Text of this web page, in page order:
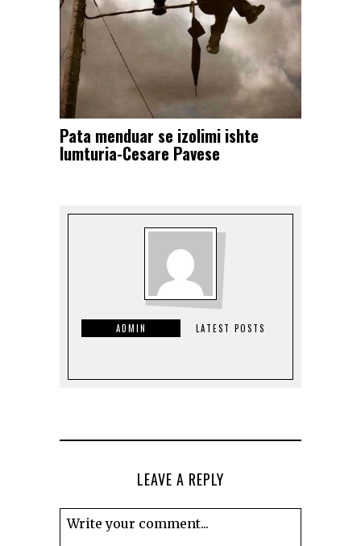
Pata menduar se izolimi ishte
lumturia-Cesare Pavese
ADMIN LATEST POSTS
LEAVE A REPLY